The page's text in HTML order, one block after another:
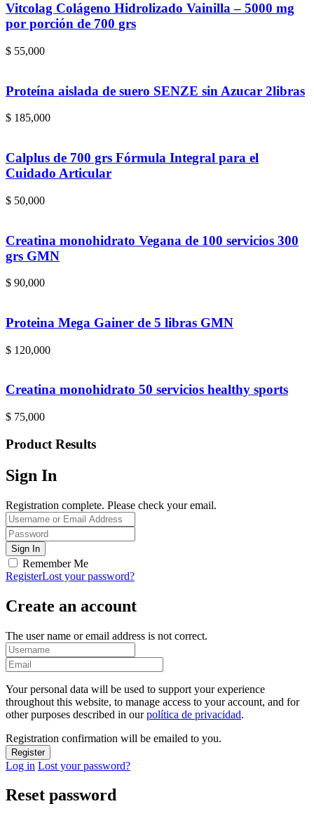
Vitcolag Colágeno Hidrolizado Vainilla – 5000 mg
por porción de 700 grs
$ 55,000
Proteína aislada de suero SENZE sin Azucar 2libras
$ 185,000
Calplus de 700 grs Fórmula Integral para el
Cuidado Articular
$ 50,000
Creatina monohidrato Vegana de 100 servicios 300
grs GMN
$ 90,000
Proteina Mega Gainer de 5 libras GMN
$ 120,000
Creatina monohidrato 50 servicios healthy sports
$ 75,000
Product Results
Sign In
Registration complete. Please check your email.
Remember Me
RegisterLost your password?
Create an account
The user name or email address is not correct.
Your personal data will be used to support your experience
throughout this website, to manage access to your account, and for
other purposes described in ourpolítica de privacidad.
Registration confirmation will be emailed to you.
Log in Lost your password?
Reset password